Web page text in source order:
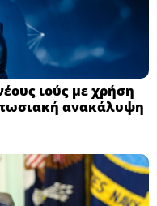
ιούς με χρήση
ανακάλυψη